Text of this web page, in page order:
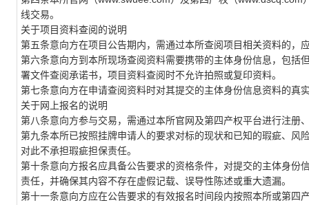
线交易。
关于项目资料查阅的说明
第五条意向方在项目公告期内，需通过本所查阅项目相关资料的，
第六条意向方到本所现场查阅资料需要携带的主体身份信息，包
署文件查阅承诺书，项目资料查阅时不允许拍照或复印资料。
第七条意向方在申请查阅资料时对其提交的主体身份信息资料的真
关于网上报名的说明
第八条意向方参与交易，需通过本所官网及第四产权平台进行注册
第九条本所已按照挂牌申请人的要求对标的现状和已知的瑕疵、
对此不承担瑕疵担保责任。
第十条意向方报名应具备公告要求的资格条件，对提交的主体身
责任，并确保其内容不存在虚假记载、误导性陈述或重大遗漏。
第十一条意向方应在公告要求的有效报名时间段内按照本所或第